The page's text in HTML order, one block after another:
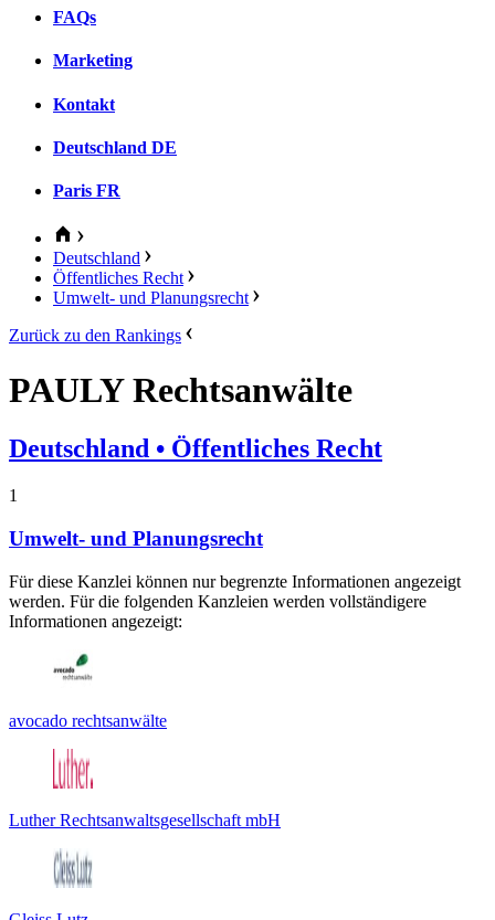
FAQs
Marketing
Kontakt
Deutschland DE
Paris FR
Deutschland
Öffentliches Recht
Umwelt- und Planungsrecht
Zurück zu den Rankings
PAULY Rechtsanwälte
Deutschland • Öffentliches Recht
1
Umwelt- und Planungsrecht
Für diese Kanzlei können nur begrenzte Informationen angezeigt
werden. Für die folgenden Kanzleien werden vollständigere
Informationen angezeigt:
avocado rechtsanwälte
Luther Rechtsanwaltsgesellschaft mbH